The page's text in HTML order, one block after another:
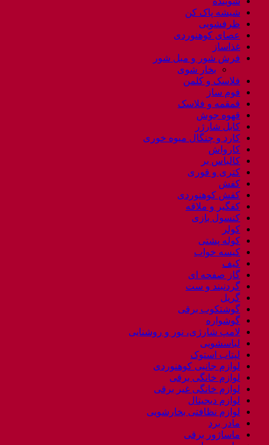
شیشه پاک کن
ظرفشویی
عصای کوهنوردی
غذاساز
فرش شور و مبل شور
بخار شوی
فلاسک و کلمن
فوم ساز
قمقمه و فلاسک
قهوه جوش
کابل شارژر
کارد و چنگال میوه خوری
کارواش
کالباس بر
کتری و قوری
کفش
کفش کوهنوردی
کفگیر و ملاقه
کنسول بازی
کولر
کوله پشتی
کیسه خواب
کیف
گاز صفحه ای
گردنبند و ست
گریل
گوشتکوب برقی
گوشواره
لامپ شارژی، نور و روشنایی
لباسشویی
لپتاب استوک
لوازم جانبی کوهنوردی
لوازم خانگی برقی
لوازم خانگی غیر برقی
لوازم دیجیتال
لوازم نظافتی بخارشویی
مادر برد
ماساژور برقی